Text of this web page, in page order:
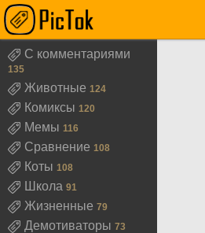
С комментариями
135
Животные 124
Комиксы 120
Мемы 116
Сравнение 108
Коты 108
Школа 91
Жизненные 79
Демотиваторы 73